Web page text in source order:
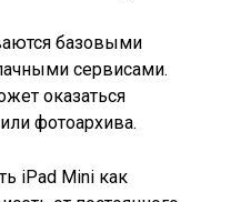
базовыми
сервисами.
оказаться
фотоархива.
iPad Mini как